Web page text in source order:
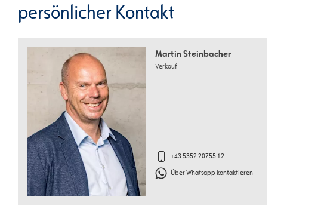
persönlicher Kontakt
Martin Steinbacher
Verkauf
+43 5352 20755 12
Über Whatsapp kontaktieren